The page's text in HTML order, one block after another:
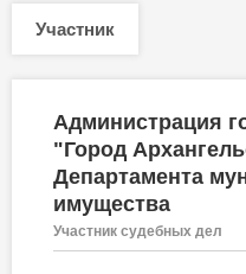
Участник
Администрация
"Город
Департамента
имущества
Участник судебных дел